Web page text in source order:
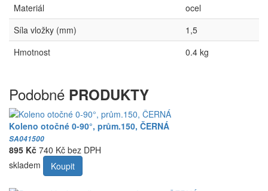
Materiál
ocel
Síla vložky (mm)
1,5
Hmotnost
0.4 kg
Podobné PRODUKTY
Koleno otočné 0-90°, prům.150, ČERNÁ
SA041500
895 Kč 740 Kč bez DPH
skladem
Koupit